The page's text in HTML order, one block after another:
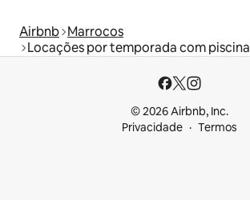
Airbnb Marrocos
Locações por temporada com piscina
© 2026 Airbnb, Inc.
Privacidade
Termos